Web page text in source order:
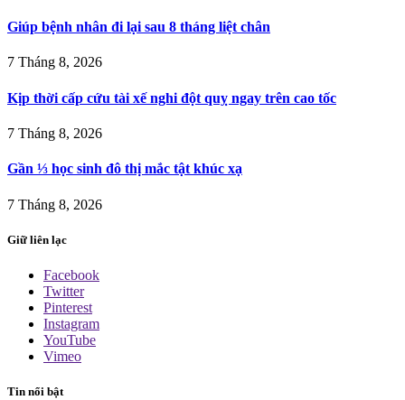
Giúp bệnh nhân đi lại sau 8 tháng liệt chân
7 Tháng 8, 2026
Kịp thời cấp cứu tài xế nghi đột quỵ ngay trên cao tốc
7 Tháng 8, 2026
Gần ⅓ học sinh đô thị mắc tật khúc xạ
7 Tháng 8, 2026
Giữ liên lạc
Facebook
Twitter
Pinterest
Instagram
YouTube
Vimeo
Tin nổi bật